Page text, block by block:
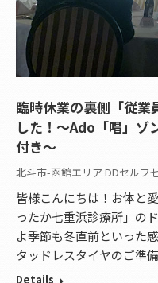
臨時休業の裏側「従業
した！〜Ado「唱」ゾ
付き〜
北斗市-函館エリア DDセルフ
皆様こんにちは！お体と
ったか七重浜診療所」の
よ季節も冬直前といった
タッドレスタイヤのご準
Details